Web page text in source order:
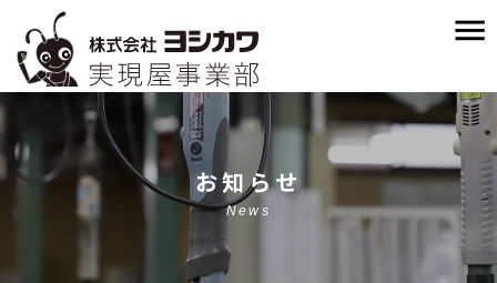
お知らせ
News